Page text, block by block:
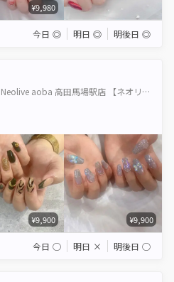
¥9,980
今日 ◎ 明日 ◎ 明後日 ◎
パラジェル登録サロン Neolive aoba 高田馬場駅店 【ネオリーブアオバ】
¥9,900 ¥9,900
今日 ◯ 明日 × 明後日 ◯